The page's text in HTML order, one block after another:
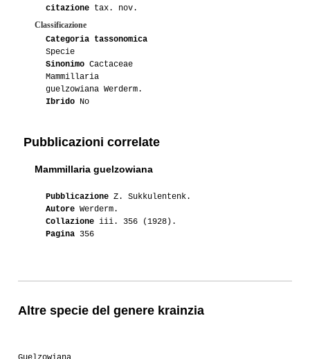
citazione tax. nov.
Classificazione
Categoria tassonomica
Specie
Sinonimo Cactaceae
Mammillaria
guelzowiana Werderm.
Ibrido No
Pubblicazioni correlate
Mammillaria guelzowiana
Pubblicazione Z. Sukkulentenk.
Autore Werderm.
Collazione iii. 356 (1928).
Pagina 356
Altre specie del genere krainzia